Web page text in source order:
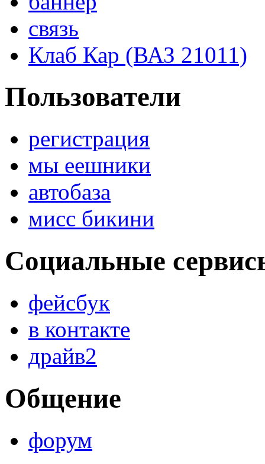
связь
Клаб Кар (ВАЗ 21011)
Пользователи
регистрация
мы еешники
автобаза
мисс бикини
Социальные
фейсбук
в контакте
драйв2
Общение
форум